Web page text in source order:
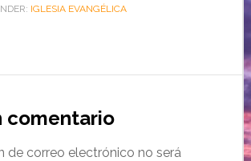
IGLESIA EVANGÉLICA
comentario
de correo electrónico no será